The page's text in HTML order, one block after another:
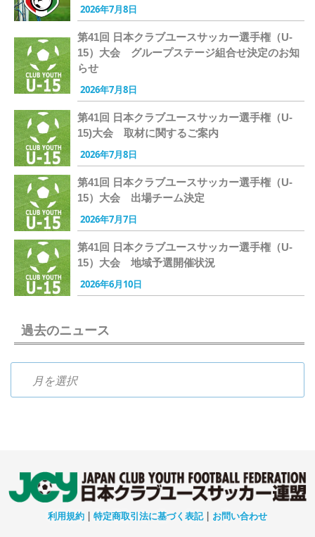
2026年7月8日
第41回 日本クラブユースサッカー選手権（U-
15）大会 グループステージ組合せ決定のお知
らせ
2026年7月8日
第41回 日本クラブユースサッカー選手権（U-
15)大会 取材に関するご案内
2026年7月8日
第41回 日本クラブユースサッカー選手権（U-
15）大会 出場チーム決定
2026年7月7日
第41回 日本クラブユースサッカー選手権（U-
15）大会 地域予選開催状況
2026年6月10日
過去のニュース
過去のニュース
利用規約 | 特定商取引法に基づく表記| お問い合わせ